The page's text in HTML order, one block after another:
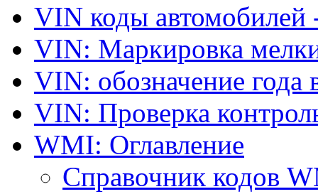
VIN коды автомобилей
VIN: Маркировка
VIN: обозначение года
VIN: Проверка
WMI: Оглавление
Справочник кодов